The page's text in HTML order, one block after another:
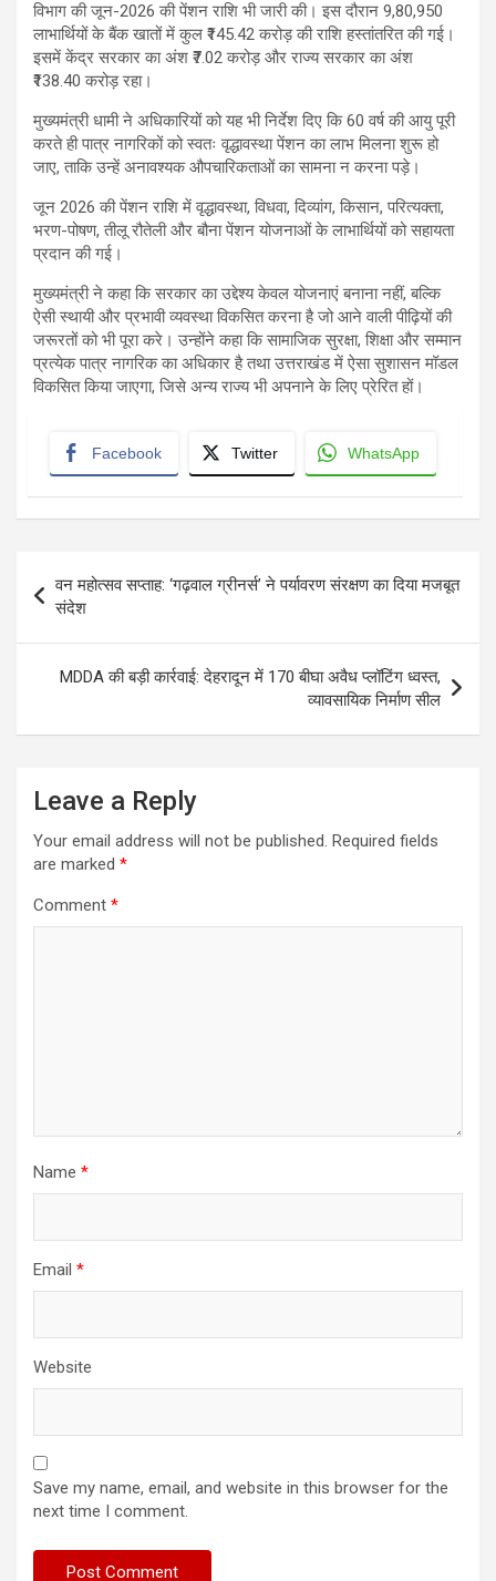
विभाग की जून-2026 की पेंशन राशि भी जारी की। इस दौरान 9,80,950
लाभार्थियों के बैंक खातों में कुल ₹145.42 करोड़ की राशि हस्तांतरित की गई।
इसमें केंद्र सरकार का अंश ₹7.02 करोड़ और राज्य सरकार का अंश
₹138.40 करोड़ रहा।
मुख्यमंत्री धामी ने अधिकारियों को यह भी निर्देश दिए कि 60 वर्ष की आयु पूरी
करते ही पात्र नागरिकों को स्वतः वृद्धावस्था पेंशन का लाभ मिलना शुरू हो
जाए, ताकि उन्हें अनावश्यक औपचारिकताओं का सामना न करना पड़े।
जून 2026 की पेंशन राशि में वृद्धावस्था, विधवा, दिव्यांग, किसान, परित्यक्ता,
भरण-पोषण, तीलू रौतेली और बौना पेंशन योजनाओं के लाभार्थियों को सहायता
प्रदान की गई।
मुख्यमंत्री ने कहा कि सरकार का उद्देश्य केवल योजनाएं बनाना नहीं, बल्कि
ऐसी स्थायी और प्रभावी व्यवस्था विकसित करना है जो आने वाली पीढ़ियों की
जरूरतों को भी पूरा करे। उन्होंने कहा कि सामाजिक सुरक्षा, शिक्षा और सम्मान
प्रत्येक पात्र नागरिक का अधिकार है तथा उत्तराखंड में ऐसा सुशासन मॉडल
विकसित किया जाएगा, जिसे अन्य राज्य भी अपनाने के लिए प्रेरित हों।
Facebook Twitter WhatsApp
navigation
वन महोत्सव सप्ताह: ‘गढ़वाल ग्रीनर्स’ ने पर्यावरण संरक्षण का दिया मजबूत
संदेश
MDDA की बड़ी कार्रवाई: देहरादून में 170 बीघा अवैध प्लॉटिंग ध्वस्त,
व्यावसायिक निर्माण सील
Leave a Reply
Your email address will not be published. Required fields
are marked *
Comment *
Name *
Email *
Website
Save my name, email, and website in this browser for the
next time I comment.